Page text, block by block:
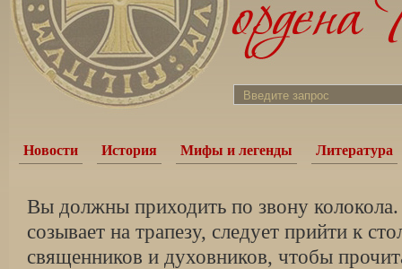
Новости История Мифы и легенды Литература
Вы должны приходить по звону колокола.
созывает на трапезу, следует прийти к
священников и духовников, чтобы